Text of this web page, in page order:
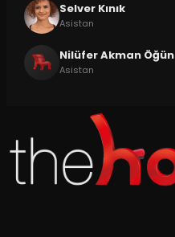
Selver Kınık
Asistan
Nilüfer Akman Öğün
Asistan